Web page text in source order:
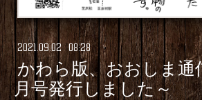
2021 09.02 08:28
かわら版、おおしま通
月号発行しました～